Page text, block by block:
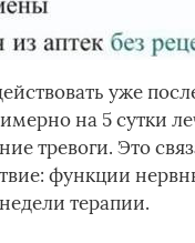
уже
на 5 сутки
тревоги. Это
функции
терапии.